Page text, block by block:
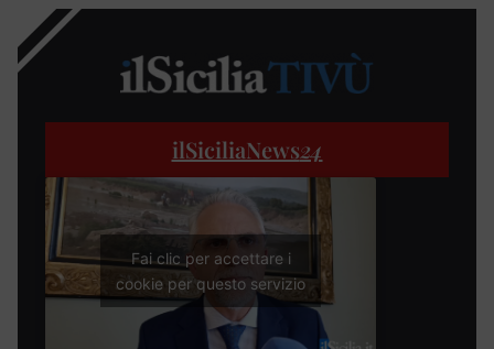
ilSiciliaNews24
Fai clic per accettare i
cookie per questo servizio